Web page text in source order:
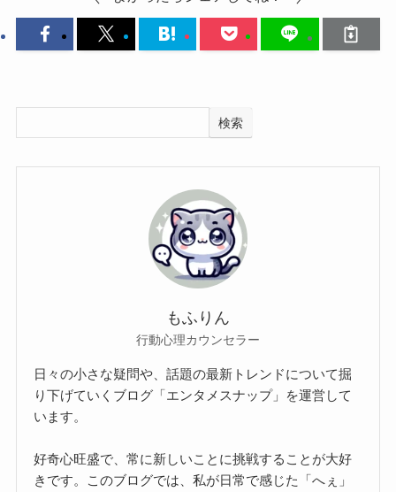
検索
もふりん
行動心理カウンセラー
日々の小さな疑問や、話題の最新トレンドについて掘
り下げていくブログ「エンタメスナップ」を運営して
います。
好奇心旺盛で、常に新しいことに挑戦することが大好
きです。このブログでは、私が日常で感じた「へぇ」